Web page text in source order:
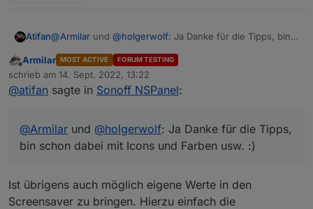
Atifan@Armilar und @holgerwolf: Ja Danke für die Tipps, bin
Offline
Armilar MOST ACTIVE FORUM TESTING
schrieb am 14. Sept. 2022, 13:22
zuletzt editiert von
@atifan sagte in Sonoff NSPanel:
@Armilar und @holgerwolf: Ja Danke für die Tipps,
bin schon dabei mit Icons und Farben usw. :)
Ist übrigens auch möglich eigene Werte in den
Screensaver zu bringen. Hierzu einfach die